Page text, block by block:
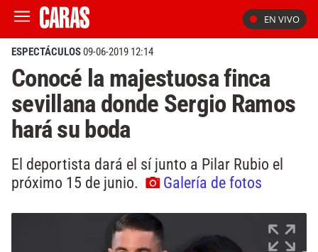
EN VIVO
ESPECTÁCULOS09-06-2019 12:14
Conocé la majestuosa finca
sevillana donde Sergio Ramos
hará su boda
El deportista dará el sí junto a Pilar Rubio el
próximo 15 de junio.
Galería de fotos